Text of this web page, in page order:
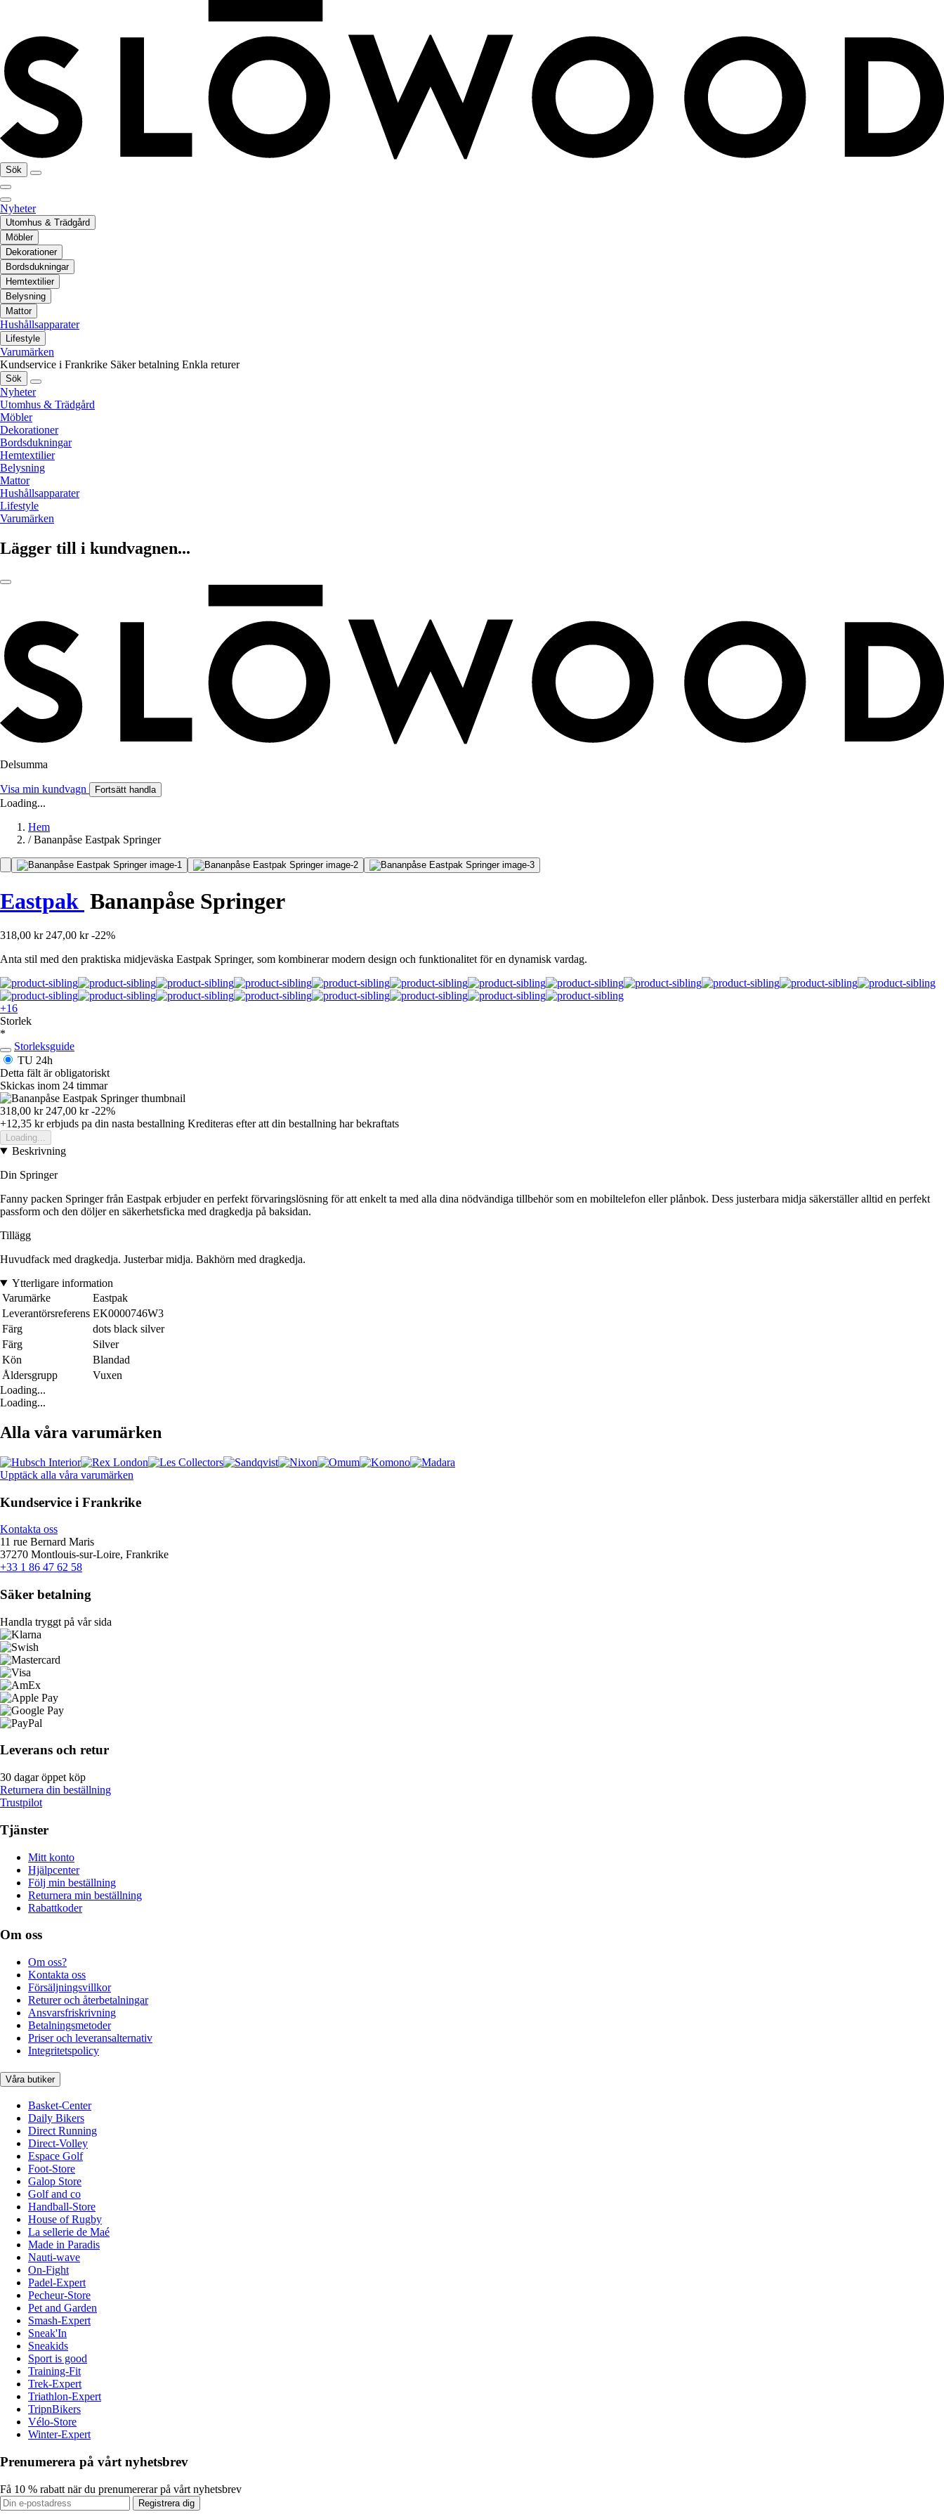
Sök
Nyheter
Utomhus & Trädgård
Möbler
Dekorationer
Bordsdukningar
Hemtextilier
Belysning
Mattor
Hushållsapparater
Lifestyle
Varumärken
Kundservice i Frankrike Säker betalning Enkla returer
Sök
Nyheter
Utomhus & Trädgård
Möbler
Dekorationer
Bordsdukningar
Hemtextilier
Belysning
Mattor
Hushållsapparater
Lifestyle
Varumärken
Lägger till i kundvagnen...
Delsumma
Visa min kundvagn Fortsätt handla
Loading...
Hem
/ Bananpåse Eastpak Springer
Eastpak Bananpåse Springer
318,00 kr 247,00 kr -22%
Anta stil med den praktiska midjeväska Eastpak Springer, som kombinerar modern design och funktionalitet för en dynamisk vardag.
+16
Storlek
*
Storleksguide
TU 24h
Detta fält är obligatoriskt
Skickas inom 24 timmar
318,00 kr 247,00 kr -22%
+12,35 krerbjuds pa din nasta bestallning Krediteras efter att din bestallning har bekraftats
Loading...
Beskrivning
Din Springer
Fanny packen Springer från Eastpak erbjuder en perfekt förvaringslösning för att enkelt ta med alla dina nödvändiga tillbehör som en mobiltelefon eller plånbok. Dess justerbara midja säkerställer alltid en perfekt
passform och den döljer en säkerhetsficka med dragkedja på baksidan.
Tillägg
Huvudfack med dragkedja. Justerbar midja. Bakhörn med dragkedja.
Ytterligare information
Varumärke
Eastpak
Leverantörsreferens EK0000746W3
Färg
dots black silver
Färg
Silver
Kön
Blandad
Åldersgrupp
Vuxen
Loading...
Loading...
Alla våra varumärken
Upptäck alla våra varumärken
Kundservice i Frankrike
Kontakta oss
11 rue Bernard Maris
37270 Montlouis-sur-Loire, Frankrike
+33 1 86 47 62 58
Säker betalning
Handla tryggt på vår sida
Leverans och retur
30 dagar öppet köp
Returnera din beställning
Trustpilot
Tjänster
Mitt konto
Hjälpcenter
Följ min beställning
Returnera min beställning
Rabattkoder
Om oss
Om oss?
Kontakta oss
Försäljningsvillkor
Returer och återbetalningar
Ansvarsfriskrivning
Betalningsmetoder
Priser och leveransalternativ
Integritetspolicy
Våra butiker
Basket-Center
Daily Bikers
Direct Running
Direct-Volley
Espace Golf
Foot-Store
Galop Store
Golf and co
Handball-Store
House of Rugby
La sellerie de Maé
Made in Paradis
Nauti-wave
On-Fight
Padel-Expert
Pecheur-Store
Pet and Garden
Smash-Expert
Sneak'In
Sneakids
Sport is good
Training-Fit
Trek-Expert
Triathlon-Expert
TripnBikers
Vélo-Store
Winter-Expert
Prenumerera på vårt nyhetsbrev
Få 10 % rabatt när du prenumererar på vårt nyhetsbrev
Registrera dig